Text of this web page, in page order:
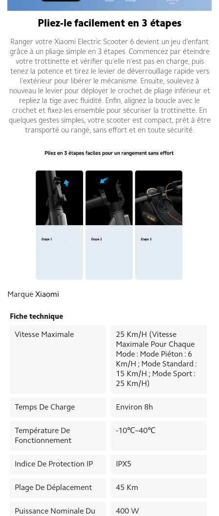
Pliez-le facilement en 3 étapes
Ranger votre Xiaomi Electric Scooter 6 devient un jeu d’enfant
grâce à un pliage simple en 3 étapes. Commencez par éteindre
votre trottinette et vérifier qu’elle n’est pas en charge, puis
tenez la potence et tirez le levier de déverrouillage rapide vers
l’extérieur pour libérer le mécanisme. Ensuite, soulevez à
nouveau le levier pour déployer le crochet de pliage inférieur et
repliez la tige avec fluidité. Enfin, alignez la boucle avec le
crochet et fixez-les ensemble pour sécuriser la trottinette. En
quelques gestes simples, votre scooter est compact, prêt à être
transporté ou rangé, sans effort et en toute sécurité.
Marque Xiaomi
Fiche technique
Vitesse Maximale
25 Km/h (Vitesse
Maximale Pour Chaque
Mode : Mode Piéton : 6
Km/h ; Mode Standard :
15 Km/h ; Mode Sport :
25 Km/h)
Temps De Charge Environ 8h
Température De
Fonctionnement
-10℃–40℃
Indice De Protection IP IPX5
Plage De Déplacement 45 Km
Puissance Nominale Du
400 W